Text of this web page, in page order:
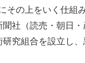
の上をいく仕組
社（読売・朝日
究組合を設立し、